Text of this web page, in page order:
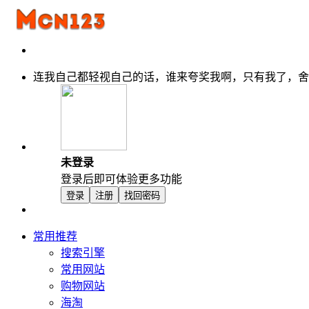
连我自己都轻视自己的话，谁来夸奖我啊，只有我了，
未登录
登录后即可体验更多功能
登录 注册 找回密码
常用推荐
搜索引擎
常用网站
购物网站
海淘